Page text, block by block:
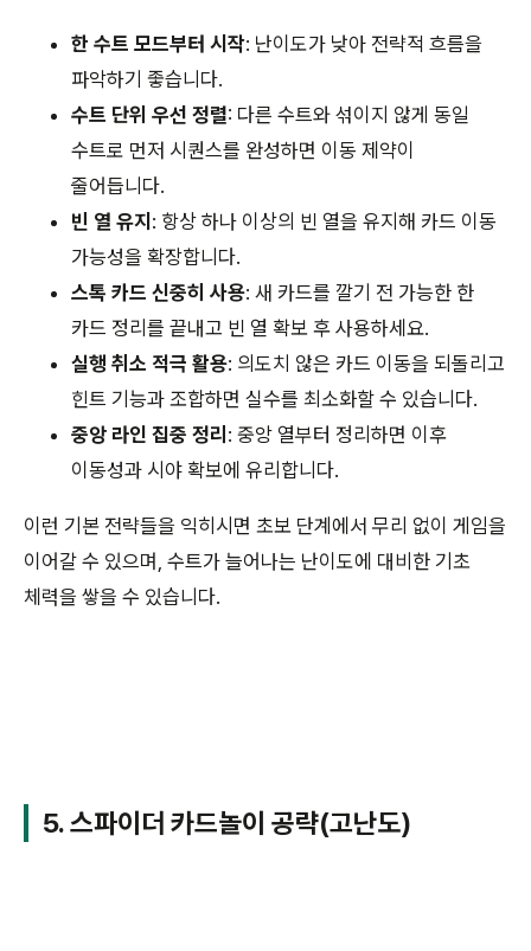
한 수트 모드부터 시작: 난이도가 낮아 전략적 흐름을
파악하기 좋습니다.
수트 단위 우선 정렬: 다른 수트와 섞이지 않게 동일
수트로 먼저 시퀀스를 완성하면 이동 제약이
줄어듭니다.
빈 열 유지 : 항상 하나 이상의 빈 열을 유지해 카드 이동
가능성을 확장합니다.
스톡 카드 신중히 사용: 새 카드를 깔기 전 가능한 한
카드 정리를 끝내고 빈 열 확보 후 사용하세요.
실행 취소 적극 활용: 의도치 않은 카드 이동을 되돌리고
힌트 기능과 조합하면 실수를 최소화할 수 있습니다.
중앙 라인 집중 정리 : 중앙 열부터 정리하면 이후
이동성과 시야 확보에 유리합니다.
이런 기본 전략들을 익히시면 초보 단계에서 무리 없이 게임을
이어갈 수 있으며, 수트가 늘어나는 난이도에 대비한 기초
체력을 쌓을 수 있습니다.
5. 스파이더 카드놀이 공략(고난도)